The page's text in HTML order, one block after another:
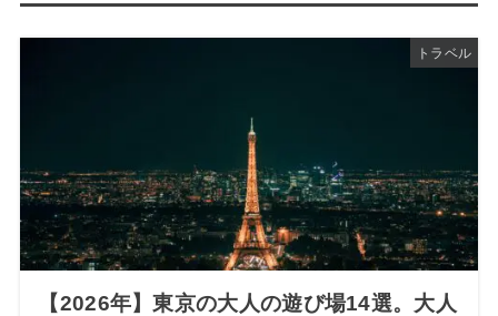
トラベル
【2026年】東京の大人の遊び場14選。大人